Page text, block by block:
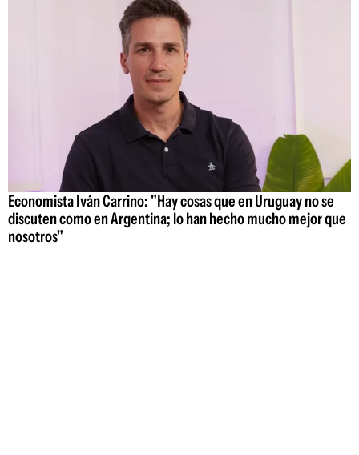
Economista Iván Carrino: "Hay cosas que en Uruguay no se
discuten como en Argentina; lo han hecho mucho mejor que
nosotros"